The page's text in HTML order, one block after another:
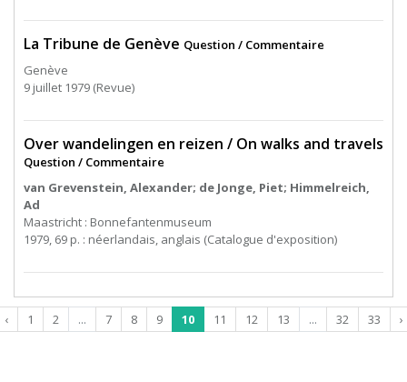
La Tribune de Genève Question / Commentaire
Genève
9 juillet 1979 (Revue)
Over wandelingen en reizen / On walks and travels
Question / Commentaire
van Grevenstein, Alexander; de Jonge, Piet; Himmelreich,
Ad
Maastricht : Bonnefantenmuseum
1979, 69 p. : néerlandais, anglais (Catalogue d'exposition)
‹ 1 2 ... 7 8 9 10 11 12 13 ... 32 33 ›